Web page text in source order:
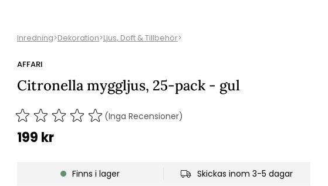
Inredning>Dekoration>Ljus, Doft & Tillbehör>
AFFARI
Citronella myggljus, 25-pack - gul
(Inga Recensioner)
199 kr
Finns i lager Skickas inom 3-5 dagar